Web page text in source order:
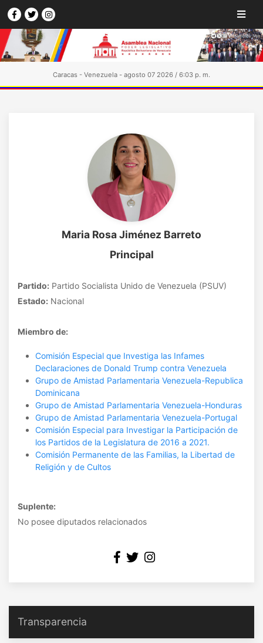
Caracas - Venezuela - agosto 07 2026 / 6:03 p. m.
Maria Rosa Jiménez Barreto
Principal
Partido: Partido Socialista Unido de Venezuela (PSUV)
Estado: Nacional
Miembro de:
Comisión Especial que Investiga las Infames
Declaraciones de Donald Trump contra Venezuela
Grupo de Amistad Parlamentaria Venezuela-Republica
Dominicana
Grupo de Amistad Parlamentaria Venezuela-Honduras
Grupo de Amistad Parlamentaria Venezuela-Portugal
Comisión Especial para Investigar la Participación de
los Partidos de la Legislatura de 2016 a 2021.
Comisión Permanente de las Familias, la Libertad de
Religión y de Cultos
Suplente:
No posee diputados relacionados
Transparencia